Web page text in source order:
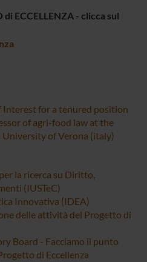
ECCELLENZA - clicca sul
Interest for a tenured position
of agri-food law at the
of Verona (italy)
la ricerca su Diritto,
(IUSTeC)
Innovativa (IDEA)
delle attività del Progetto di
Board - Facciamo il punto
di Eccellenza